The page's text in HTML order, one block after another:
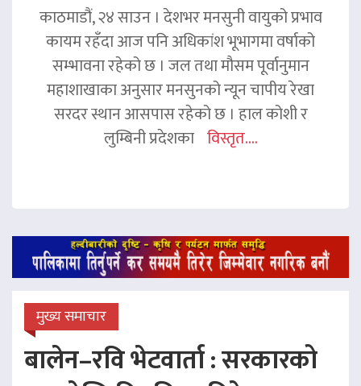
काठमाडौं, २४ साउन । देशभर मनसुनी वायुको प्रभाव
कायम रहँदा आज पनि अधिकांश भूभागमा वर्षाको
सम्भावना रहेको छ । जल तथा मौसम पूर्वानुमान
महाशाखाका अनुसार मनसुनको न्यून चापीय रेखा
सरदर स्थान आसपास रहेको छ । हाल कोशी र
लुम्बिनी प्रदेशका विस्तृत....
मुख्य समाचार
बालेन–रवि भेटवार्ता : सरकारको